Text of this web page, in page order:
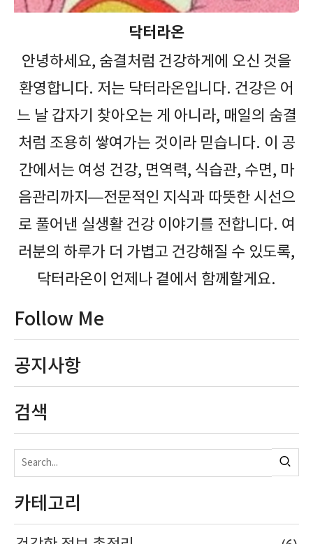
닥터라온
안녕하세요, 숨결처럼 건강하게에 오신 것을
환영합니다. 저는 닥터라온입니다. 건강은 어
느 날 갑자기 찾아오는 게 아니라, 매일의 숨결
처럼 조용히 쌓여가는 것이라 믿습니다. 이 공
간에서는 여성 건강, 면역력, 식습관, 수면, 마
음관리까지—전문적인 지식과 따뜻한 시선으
로 풀어낸 실생활 건강 이야기를 전합니다. 여
러분의 하루가 더 가볍고 건강해질 수 있도록,
닥터라온이 언제나 곁에서 함께할게요.
Follow Me
공지사항
검색
카테고리